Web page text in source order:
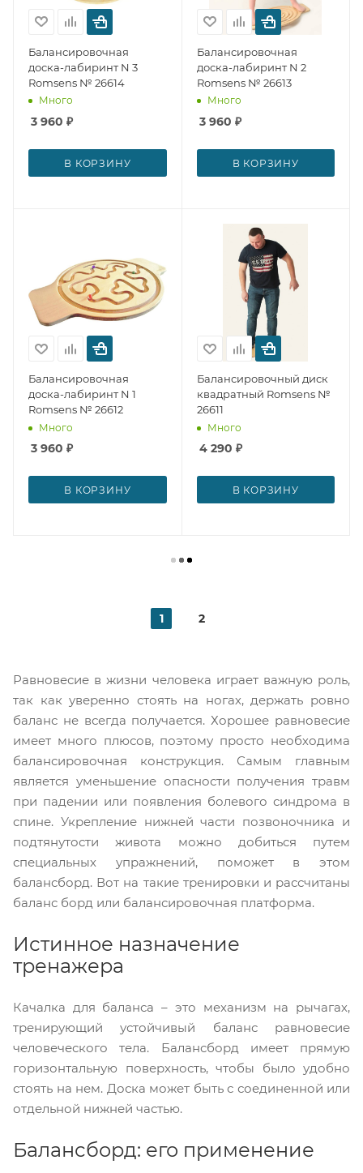
Балансировочная
доска-лабиринт N 3
Romsens № 26614
Много
3 960 ₽
В КОРЗИНУ
Балансировочная
доска-лабиринт N 2
Romsens № 26613
Много
3 960 ₽
В КОРЗИНУ
Балансировочная
доска-лабиринт N 1
Romsens № 26612
Много
3 960 ₽
В КОРЗИНУ
Балансировочный диск
квадратный Romsens №
26611
Много
4 290 ₽
В КОРЗИНУ
1 2
Равновесие в жизни человека играет важную роль,
так как уверенно стоять на ногах, держать ровно
баланс не всегда получается. Хорошее равновесие
имеет много плюсов, поэтому просто необходима
балансировочная конструкция. Самым главным
является уменьшение опасности получения травм
при падении или появления болевого синдрома в
спине. Укрепление нижней части позвоночника и
подтянутости живота можно добиться путем
специальных упражнений, поможет в этом
балансборд. Вот на такие тренировки и рассчитаны
баланс борд или балансировочная платформа.
Истинное назначение
тренажера
Качалка для баланса – это механизм на рычагах,
тренирующий устойчивый баланс равновесие
человеческого тела. Балансборд имеет прямую
горизонтальную поверхность, чтобы было удобно
стоять на нем. Доска может быть с соединенной или
отдельной нижней частью.
Балансборд: его применение